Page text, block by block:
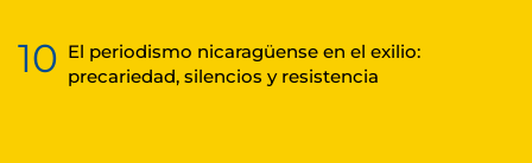
10 El periodismo nicaragüense en el exilio:
precariedad, silencios y resistencia